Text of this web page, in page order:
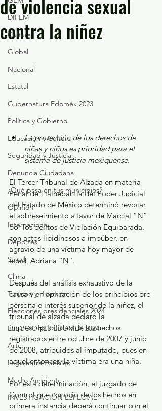
DIFEM
Cultura
Global
Nacional
Estatal
Gubernatura Edoméx 2023
Política y Gobierno
Educación y Cultura
Seguridad y Justicia
Denuncia Ciudadana
¿Qué pasa en tus municipios?
Opinión
Internacional
Deportes
Salud
Clima
Turismo y diversión
Elecciones presidenciales 2024
ELECCIONES EDOMEX 2024
Arte
Legislatura EdoMéx
Medio Ambiente
INVESTIGACIÓN ESPECIAL
de violencia sexual
contra la niñez
La protección de los derechos de
niñas y niños es prioridad para el
sistema de justicia mexiquense.
El Tercer Tribunal de Alzada en materia
Penal de Tlalnepantla del Poder Judicial
del Estado de México determinó revocar
el sobreseimiento a favor de Marcial “N”
por los delitos de Violación Equiparada,
con actos libidinosos a impúber, en
agravio de una víctima hoy mayor de
edad, Adriana “N”.
Después del análisis exhaustivo de la
causa y en aplicación de los principios pro
persona e interés superior de la niñez, el
tribunal de alzada declaró la
imprescriptibilidad de los hechos
registrados entre octubre de 2007 y junio
de 2008, atribuidos al imputado, pues en
aquel entonces, la víctima era una niña.
Por esta determinación, el juzgado de
Control que conoció de los hechos en
primera instancia deberá continuar con el